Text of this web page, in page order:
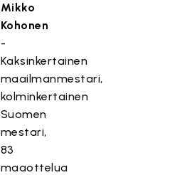
Mikko
Kohonen
-
Kaksinkertainen
maailmanmestari,
kolminkertainen
Suomen
mestari,
83
maaottelua